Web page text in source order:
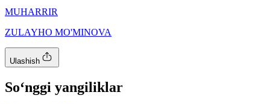
MUHARRIR
ZULAYHO MO'MINOVA
Ulashish
So‘nggi yangiliklar